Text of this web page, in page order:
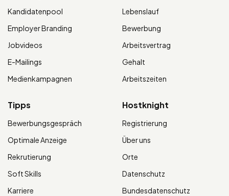
Kandidatenpool
Employer Branding
Jobvideos
E-Mailings
Medienkampagnen
Lebenslauf
Bewerbung
Arbeitsvertrag
Gehalt
Arbeitszeiten
Tipps
Bewerbungsgespräch
Optimale Anzeige
Rekrutierung
Soft Skills
Karriere
Hostknight
Registrierung
Über uns
Orte
Datenschutz
Bundesdatenschutz